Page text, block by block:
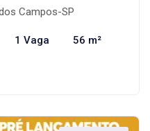
Campos-SP
1 Vaga 56 m²